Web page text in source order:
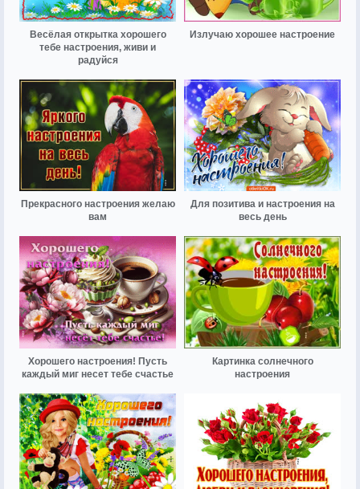
Весёлая открытка хорошего
тебе настроения, живи и
радуйся
Излучаю хорошее настроение
Прекрасного настроения желаю
вам
Для позитива и настроения на
весь день
Хорошего настроения! Пусть
каждый миг несет тебе счастье
Картинка солнечного
настроения